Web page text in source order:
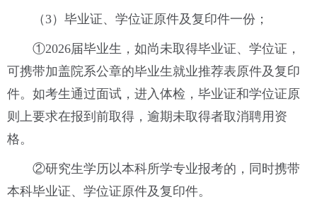
（3）毕业证、学位证原件及复印件一份；
①2026届毕业生，如尚未取得毕业证、学位证，
可携带加盖院系公章的毕业生就业推荐表原件及复印
件。如考生通过面试，进入体检，毕业证和学位证原
则上要求在报到前取得，逾期未取得者取消聘用资
格。
②研究生学历以本科所学专业报考的，同时携带
本科毕业证、学位证原件及复印件。